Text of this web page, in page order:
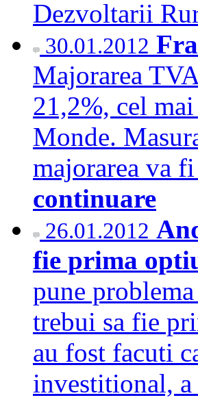
Dezvoltarii
30.01.2012
Majorarea
21,2%, cel
Monde.
majorarea va
continuare
26.01.2012
fie prima
pune
trebui sa fie
au fost facuti
investitional, a